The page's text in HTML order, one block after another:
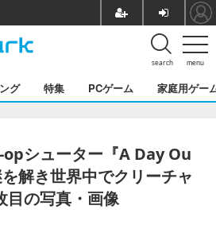
menu
search
グ 特集 PCゲーム 家庭用ゲー
opシューター『A Day Ou
解き世界中でクリーチャ
目の写真・画像